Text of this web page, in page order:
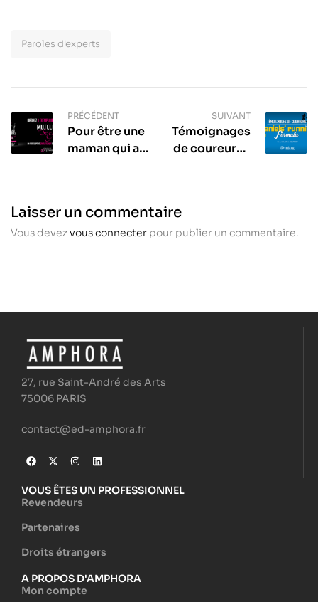
Paroles d'experts
PRÉCÉDENT
Pour être une
maman qui a
SUIVANT
Témoignages
de coureurs –
Running
Laisser un commentaire
Vous devezvous connecter pour publier un commentaire.
27, rue Saint-André des Arts
75006 PARIS
contact@ed-amphora.fr
VOUS ÊTES UN PROFESSIONNEL
Revendeurs
Partenaires
Droits étrangers
A PROPOS D'AMPHORA
Mon compte